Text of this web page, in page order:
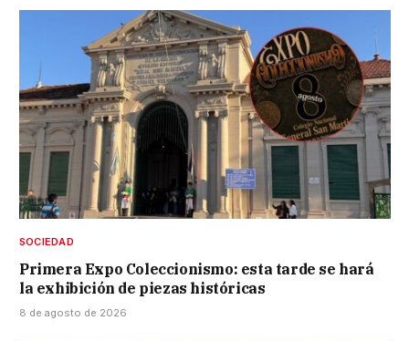
SOCIEDAD
Primera Expo Coleccionismo: esta tarde se hará
la exhibición de piezas históricas
8 de agosto de 2026